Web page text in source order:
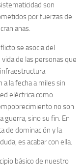
son
por fuerzas de
se asocia del
de las personas que
la fecha a miles sin
eléctrica como
no son
guerra, sino su fin. En
de dominación y la
es acabar con ella.
básico de nuestro